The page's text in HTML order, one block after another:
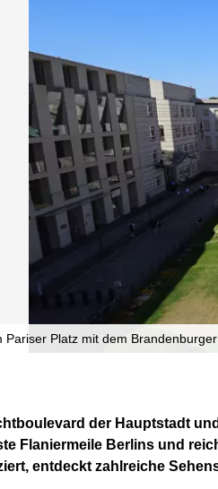
Pariser Platz mit dem
der Hauptstadt
Flaniermeile Berlins und
entdeckt zahlreiche